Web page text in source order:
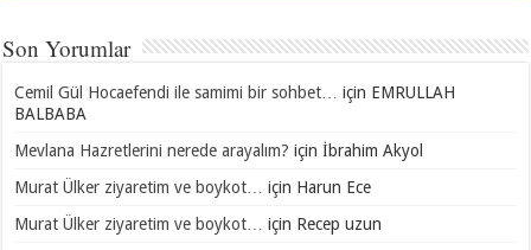
Son Yorumlar
Cemil Gül Hocaefendi ile samimi bir sohbet… için EMRULLAH
BALBABA
Mevlana Hazretlerini nerede arayalım? içinİbrahim Akyol
Murat Ülker ziyaretim ve boykot…
için Harun Ece
Murat Ülker ziyaretim ve boykot…
için Recep uzun